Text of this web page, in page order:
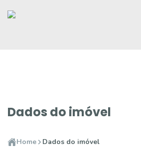
Dados do imóvel
Home Dados do imóvel